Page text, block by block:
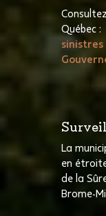
Québec :
sinistres
La
en
de la
Brome-